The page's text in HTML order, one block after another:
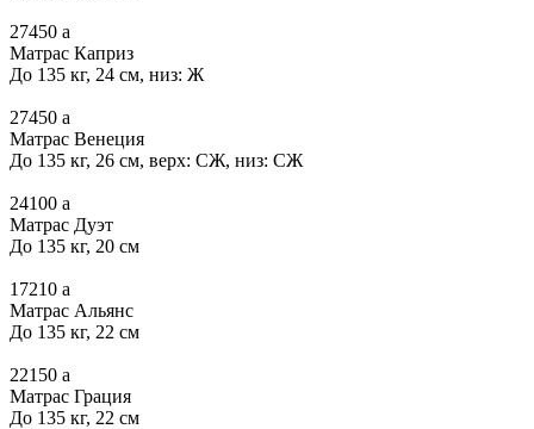
27450 a
Матрас Каприз
До 135 кг, 24 см, низ: Ж
27450 a
Матрас Венеция
До 135 кг, 26 см, верх: СЖ, низ: СЖ
24100 a
Матрас Дуэт
До 135 кг, 20 см
17210 a
Матрас Альянс
До 135 кг, 22 см
22150 a
Матрас Грация
До 135 кг, 22 см